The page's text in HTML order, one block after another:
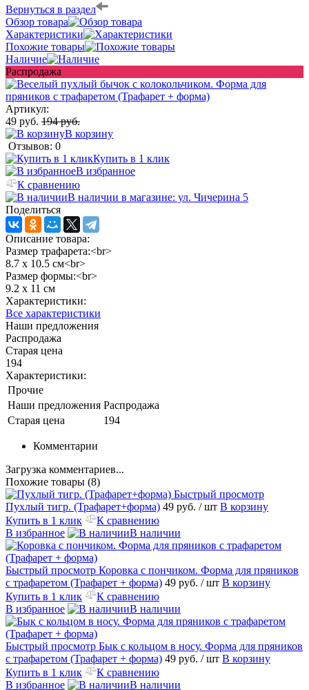
Вернуться в раздел
Обзор товара
Характеристики
Похожие товары
Наличие
Распродажа
Артикул:
49 руб. 194 руб.
В корзину
Отзывов: 0
Купить в 1 клик
В избранное
К сравнению
В наличии в магазине: ул. Чичерина 5
Поделиться
Описание товара:
Размер трафарета:<br>
8.7 х 10.5 см<br>
Размер формы:<br>
9.2 х 11 см
Характеристики:
Все характеристики
Наши предложения
Распродажа
Старая цена
194
Характеристики:
Прочие
Наши предложения Распродажа
Старая цена
194
Комментарии
Загрузка комментариев...
Похожие товары (8)
Быстрый просмотр
Пухлый тигр. (Трафарет+форма) 49 руб. / шт В корзину
Купить в 1 клик
К сравнению
В избранное
В наличии
Быстрый просмотр Коровка с пончиком. Форма для пряников
с трафаретом (Трафарет + форма) 49 руб. / шт В корзину
Купить в 1 клик
К сравнению
В избранное
В наличии
Быстрый просмотр Бык с кольцом в носу. Форма для пряников
с трафаретом (Трафарет + форма) 49 руб. / шт В корзину
Купить в 1 клик
К сравнению
В избранное
В наличии